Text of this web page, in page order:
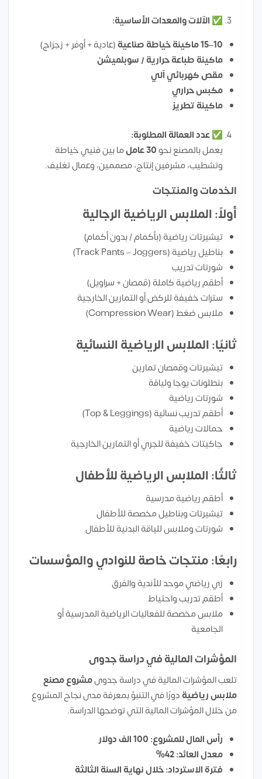
✅ الآلات والمعدات الأساسية:
10–15 ماكينة خياطة صناعية
(عادية + أوفر + زجزاج)
ماكينة طباعة حرارية / سوبلميشن
مقص كهربائي آلي
مكبس حراري
ماكينة تطريز
✅عدد العمالة المطلوبة:
يعمل بالمصنع نحو30 عامل
ما بين فنيي خياطة
وتشطيب، مشرفين إنتاج، مصممين، وعمال تغليف.
الخدمات والمنتجات
أولاً: الملابس الرياضية الرجالية
تيشيرتات رياضية (بأكمام / بدون أكمام)
بناطيل رياضية (Track Pants – Joggers)
شورتات تدريب
أطقم رياضية كاملة (قمصان + سراويل)
سترات خفيفة للركض أو التمارين الخارجية
ملابس ضغط (Compression Wear)
ثانيًا: الملابس الرياضية النسائية
تيشيرتات وقمصان تمارين
بنطلونات يوجا ولياقة
شورتات رياضية
أطقم تدريب نسائية (Top & Leggings)
حمالات رياضية
جاكيتات خفيفة للجري أو التمارين الخارجية
ثالثًا: الملابس الرياضية للأطفال
أطقم رياضية مدرسية
تيشيرتات وبناطيل مخصصة للأطفال
شورتات وملابس للياقة البدنية للأطفال
رابعًا: منتجات خاصة للنوادي والمؤسسات
زي رياضي موحد للأندية والفرق
أطقم تدريب واحتياط
ملابس مخصصة للفعاليات الرياضية المدرسية أو
الجامعية
المؤشرات المالية في دراسة جدوى
تلعب المؤشرات المالية في دراسة جدوىمشروع مصنع
ملابس رياضية دورًا في التنبؤ بمعرفة مدى نجاح المشروع
من خلال المؤشرات المالية التي توضحها الدراسة.
رأس المال للمشروع: 100 الف دولار
معدل العائد: 42%
فترة الاسترداد: خلال نهاية السنة الثالثة